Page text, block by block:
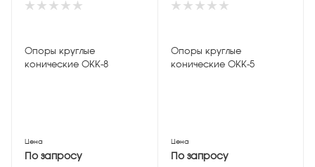
Опоры круглые
конические ОКК-8
Цена
По запросу
Опоры круглые
конические ОКК-5
Цена
По запросу